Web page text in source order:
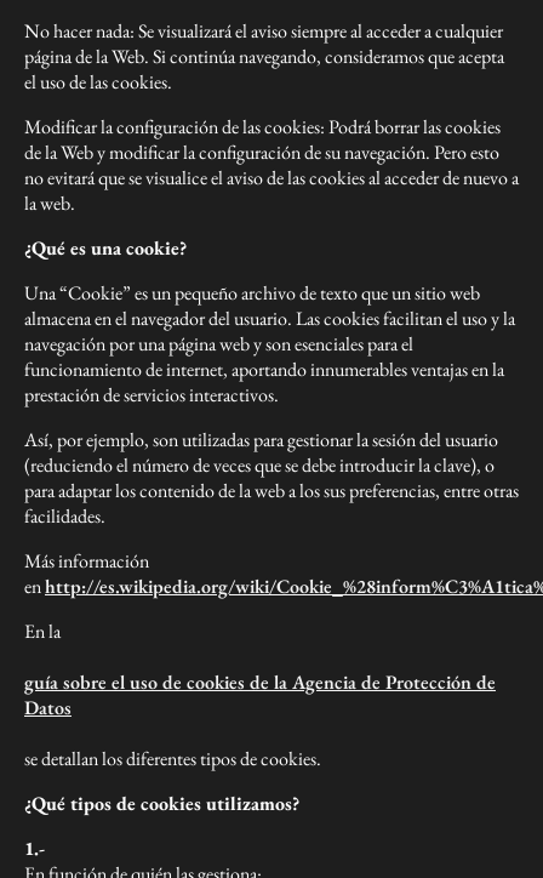
No hacer nada: Se visualizará el aviso siempre al acceder a cualquier
página de la Web. Si continúa navegando, consideramos que acepta
el uso de las cookies.
Modificar la configuración de las cookies: Podrá borrar las cookies
de la Web y modificar la configuración de su navegación. Pero esto
no evitará que se visualice el aviso de las cookies al acceder de nuevo a
la web.
¿Qué es una cookie?
Una “Cookie” es un pequeño archivo de texto que un sitio web
almacena en el navegador del usuario. Las cookies facilitan el uso y la
navegación por una página web y son esenciales para el
funcionamiento de internet, aportando innumerables ventajas en la
prestación de servicios interactivos.
Así, por ejemplo, son utilizadas para gestionar la sesión del usuario
(reduciendo el número de veces que se debe introducir la clave), o
para adaptar los contenido de la web a los sus preferencias, entre otras
facilidades.
Más información
enhttp://es.wikipedia.org/wiki/
En la
guía sobre el uso de cookies de la Agencia de Protección de
Datos
se detallan los diferentes tipos de cookies.
¿Qué tipos de cookies utilizamos?
1.-